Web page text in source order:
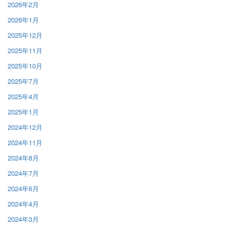
2026年2月
2026年1月
2025年12月
2025年11月
2025年10月
2025年7月
2025年4月
2025年1月
2024年12月
2024年11月
2024年8月
2024年7月
2024年6月
2024年4月
2024年3月